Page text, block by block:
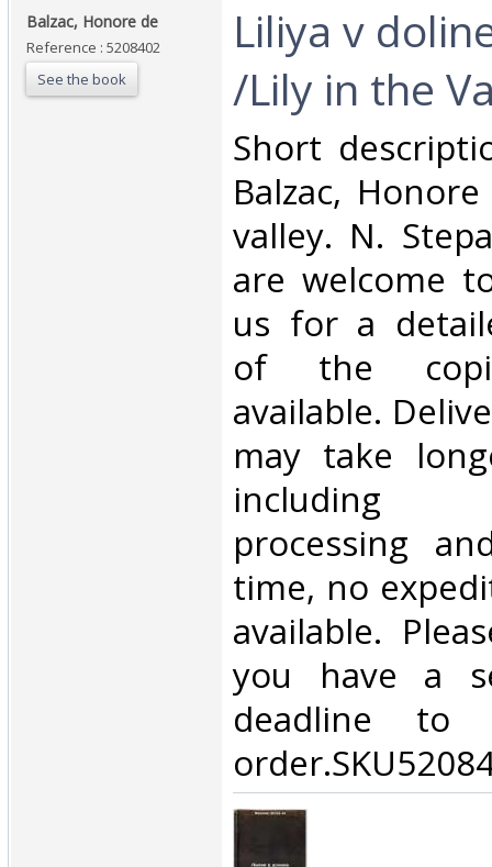
‎Balzac, Honore de‎
Reference : 5208402
See the book
‎Liliya v
/Lily in the
‎Short
Balzac,
valley. N.
are welcome
us for a
of the
available.
may take
including
processing
time, no
available.
you have a
deadline to